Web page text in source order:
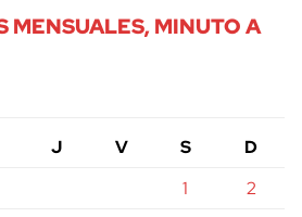
MENSUALES, MINUTO A
J V S
D
1
2